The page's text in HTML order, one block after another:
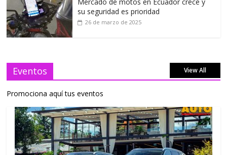
su seguridad es prioridad
26 de marzo de 2025
Eventos View All
Promociona aquí tus eventos